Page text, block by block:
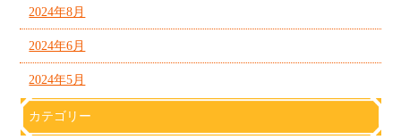
2024年8月
2024年6月
2024年5月
カテゴリー